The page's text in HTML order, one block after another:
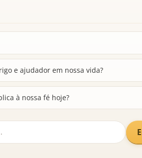
e ajudador em nossa vida?
à nossa fé hoje?